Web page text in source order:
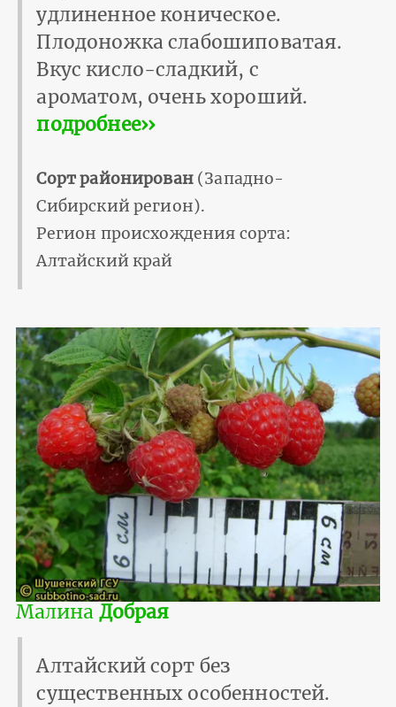
удлиненное коническое.
Плодоножка слабошиповатая.
Вкус кисло-сладкий, с
ароматом, очень хороший.
подробнее››
Сорт районирован(Западно-
Сибирский регион).
Регион происхождения сорта:
Алтайский край
Малина Добрая
Алтайский сорт без
существенных особенностей.